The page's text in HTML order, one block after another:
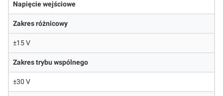
Napięcie wejściowe
Zakres różnicowy
±15 V
Zakres trybu wspólnego
±30 V